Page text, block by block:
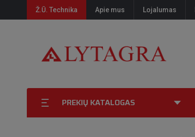
Ž.Ū. Technika Apie mus Lojalumas
PREKIŲ KATALOGAS